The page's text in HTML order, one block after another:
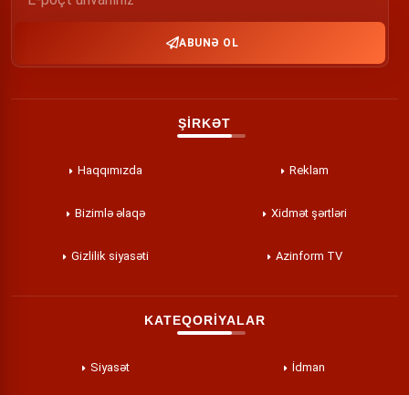
ABUNƏ OL
ŞİRKƏT
Haqqımızda Reklam
Bizimlə əlaqə Xidmət şərtləri
Gizlilik siyasəti Azinform TV
KATEQORİYALAR
Siyasət İdman